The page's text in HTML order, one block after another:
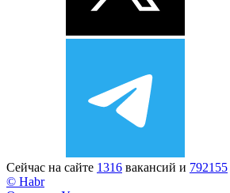
Сейчас на сайте 1316 вакансий и 792155
© Habr